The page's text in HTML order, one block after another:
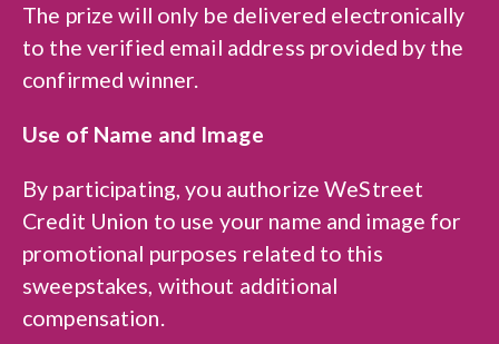
The prize will only be delivered electronically
to the verified email address provided by the
confirmed winner.
Use of Name and Image
By participating, you authorize WeStreet
Credit Union to use your name and image for
promotional purposes related to this
sweepstakes, without additional
compensation.